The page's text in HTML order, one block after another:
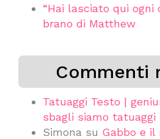
“Hai lasciato qui ogni
brano di Matthew
Commenti
Tatuaggi Testo |
sbagli siamo tatuaggi
Simona su Gabbo e il